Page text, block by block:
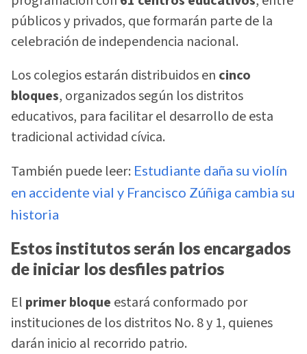
públicos y privados, que formarán parte de la
celebración de independencia nacional.
Los colegios estarán distribuidos en cinco
bloques, organizados según los distritos
educativos, para facilitar el desarrollo de esta
tradicional actividad cívica.
También puede leer: Estudiante daña su violín
en accidente vial y Francisco Zúñiga cambia su
historia
Estos institutos serán los encargados
de iniciar los desfiles patrios
El primer bloque estará conformado por
instituciones de los distritos No. 8 y 1, quienes
darán inicio al recorrido patrio.